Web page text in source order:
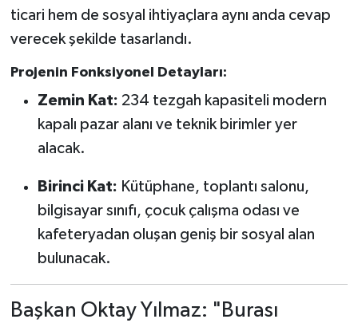
ticari hem de sosyal ihtiyaçlara aynı anda cevap
verecek şekilde tasarlandı.
Projenin Fonksiyonel Detayları:
Zemin Kat: 234 tezgah kapasiteli modern
kapalı pazar alanı ve teknik birimler yer
alacak.
Birinci Kat: Kütüphane, toplantı salonu,
bilgisayar sınıfı, çocuk çalışma odası ve
kafeteryadan oluşan geniş bir sosyal alan
bulunacak.
Başkan Oktay Yılmaz: "Burası